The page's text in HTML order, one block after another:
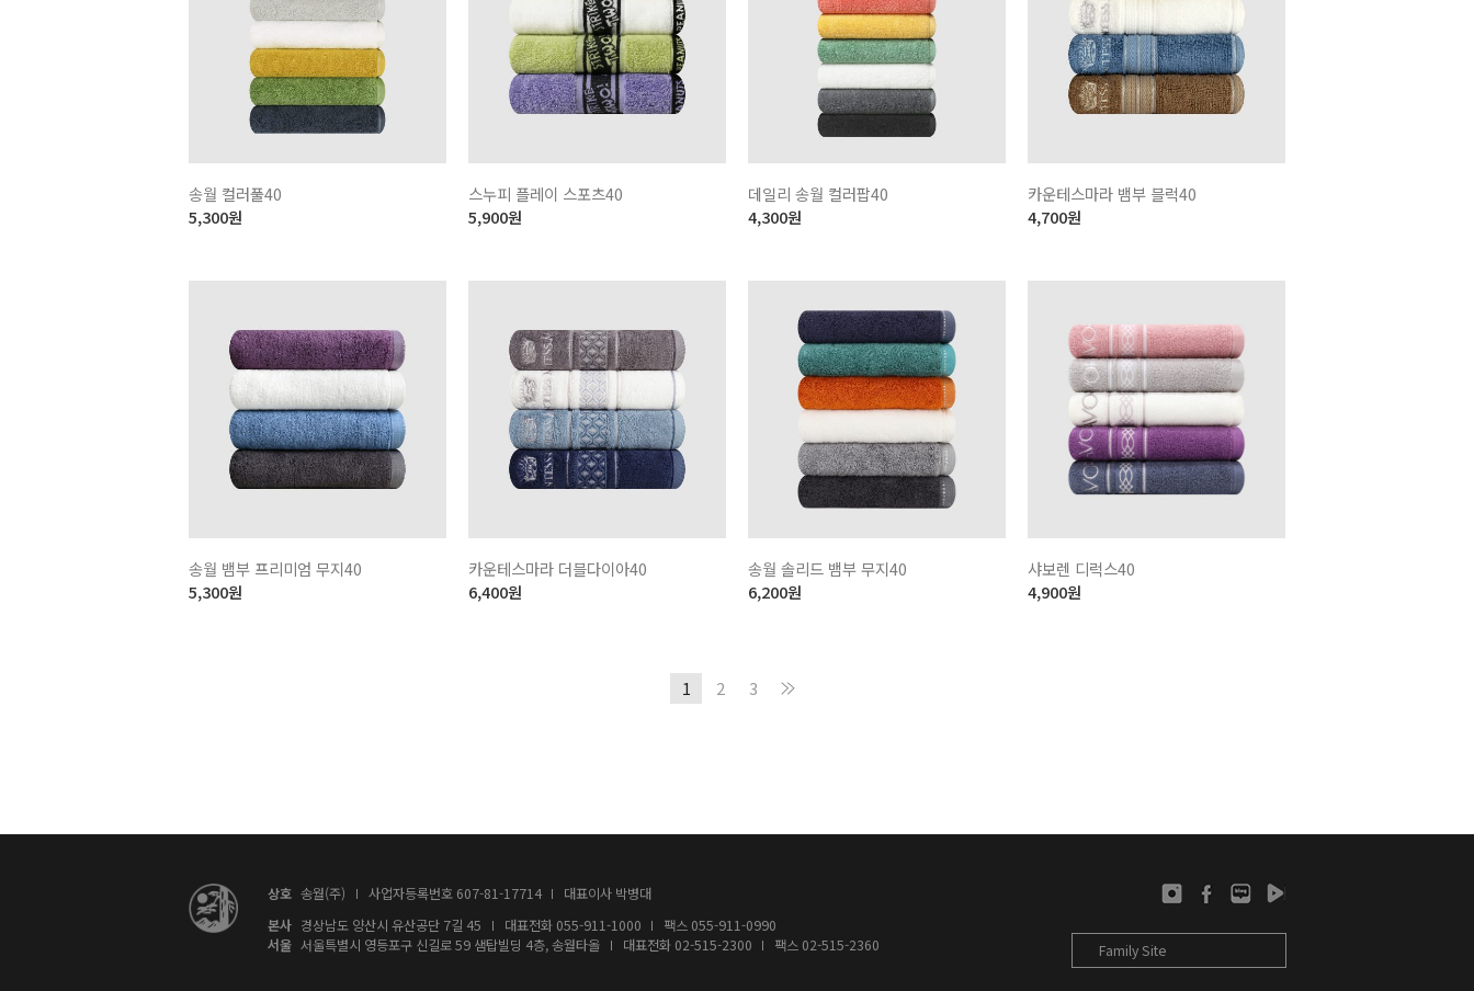
송월 컬러풀40
5,300원
스누피 플레이 스포츠40
5,900원
데일리 송월 컬러팝40
4,300원
카운테스마라 뱀부 블럭40
4,700원
송월 뱀부 프리미엄 무지40
5,300원
카운테스마라 더블다이아40
6,400원
송월 솔리드 뱀부 무지40
6,200원
샤보렌 디럭스40
4,900원
1 2 3
상호 송월(주) 사업자등록번호 607-81-17714
대표이사 박병대
본사 경상남도 양산시 유산공단 7길 45 대표전화 055-911-1000
팩스 055-911-0990
서울 서울특별시 영등포구 신길로 59 샘탑빌딩 4층, 송월타올 대표전화 02-515-2300 팩스 02-515-2360 Family Site